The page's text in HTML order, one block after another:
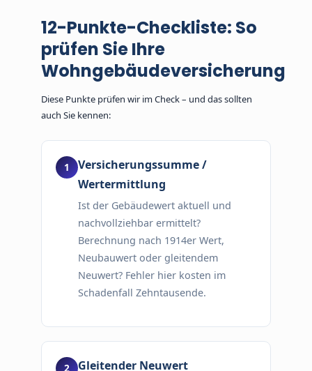
12-Punkte-Checkliste: So
prüfen Sie Ihre
Wohngebäudeversicherung
Diese Punkte prüfen wir im Check – und das sollten
auch Sie kennen:
Versicherungssumme /
Wertermittlung
Ist der Gebäudewert aktuell und
nachvollziehbar ermittelt?
Berechnung nach 1914er Wert,
Neubauwert oder gleitendem
Neuwert? Fehler hier kosten im
Schadenfall Zehntausende.
Gleitender Neuwert